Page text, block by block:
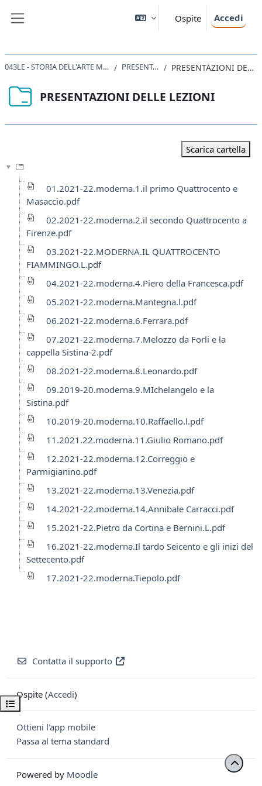
Ospite Accedi
Apri indice del corso
043LE - STORIA DELL'ARTE MODERNA 2021 PRESENTAZIONI PRESENTAZIONI DELLE LEZIONI
PRESENTAZIONI DELLE LEZIONI
Scarica cartella
01.2021-22.moderna.1.il primo Quattrocento e
Masaccio.pdf
02.2021-22.moderna.2.il secondo Quattrocento a
Firenze.pdf
03.2021-22.MODERNA.IL QUATTROCENTO
FIAMMINGO.L.pdf
04.2021-22.moderna.4.Piero della Francesca.pdf
05.2021-22.moderna.Mantegna.l.pdf
06.2021-22.moderna.6.Ferrara.pdf
07.2021-22.moderna.7.Melozzo da Forli e la
cappella Sistina-2.pdf
08.2021-22.moderna.8.Leonardo.pdf
09.2019-20.moderna.9.MIchelangelo e la
Sistina.pdf
10.2019-20.moderna.10.Raffaello.l.pdf
11.2021.22.moderna.11.Giulio Romano.pdf
12.2021-22.moderna.12.Correggio e
Parmigianino.pdf
13.2021-22.moderna.13.Venezia.pdf
14.2021-22.moderna.14.Annibale Carracci.pdf
15.2021-22.Pietro da Cortina e Bernini.L.pdf
16.2021-22.moderna.Il tardo Seicento e gli inizi del
Settecento.pdf
17.2021-22.moderna.Tiepolo.pdf
Contatta il supporto
Ospite (Accedi)
Ottieni l'app mobile
Passa al tema standard
Powered by Moodle